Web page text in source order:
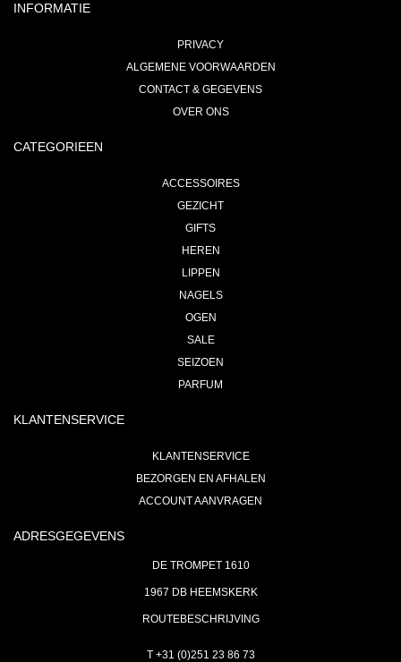
INFORMATIE
PRIVACY
ALGEMENE VOORWAARDEN
CONTACT & GEGEVENS
OVER ONS
CATEGORIEEN
ACCESSOIRES
GEZICHT
GIFTS
HEREN
LIPPEN
NAGELS
OGEN
SALE
SEIZOEN
PARFUM
KLANTENSERVICE
KLANTENSERVICE
BEZORGEN EN AFHALEN
ACCOUNT AANVRAGEN
ADRESGEGEVENS
DE TROMPET 1610
1967 DB HEEMSKERK
ROUTEBESCHRIJVING
T +31 (0)251 23 86 73